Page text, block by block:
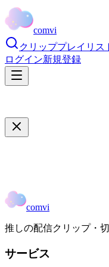
comvi
クリッププレイリス
ログイン新規登録
comvi
推しの配信クリップ・
サービス